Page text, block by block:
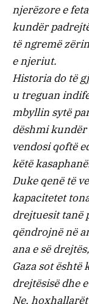
njerëzore e
kundër
të ngremë
e njeriut.
Historia do të
u treguan
mbyllin sytë
dëshmi
vendosi qoftë
këtë
Duke qenë të
kapacitetet
drejtuesit tanë
qëndrojnë në
ana e së
Gaza sot është
drejtësisë dhe
Ne,